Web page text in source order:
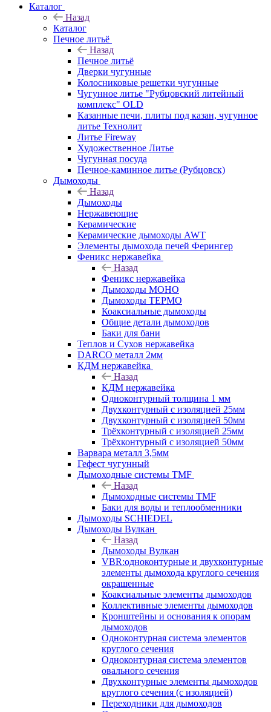
Каталог
Назад
Каталог
Печное литьё
Назад
Печное литьё
Дверки чугунные
Колосниковые решетки чугунные
Чугунное литье "Рубцовский литейный
комплекс" OLD
Казанные печи, плиты под казан, чугунное
литье Технолит
Литье Fireway
Художественное Литье
Чугунная посуда
Печное-каминное литье (Рубцовск)
Дымоходы
Назад
Дымоходы
Нержавеющие
Керамические
Керамические дымоходы AWT
Элементы дымохода печей Ферингер
Феникс нержавейка
Назад
Феникс нержавейка
Дымоходы МОНО
Дымоходы ТЕРМО
Коаксиальные дымоходы
Общие детали дымоходов
Баки для бани
Теплов и Сухов нержавейка
DARCO металл 2мм
КДМ нержавейка
Назад
КДМ нержавейка
Одноконтурный толщина 1 мм
Двухконтурный с изоляцией 25мм
Двухконтурный с изоляцией 50мм
Трёхконтурный с изоляцией 25мм
Трёхконтурный с изоляцией 50мм
Варвара металл 3,5мм
Гефест чугунный
Дымоходные системы TMF
Назад
Дымоходные системы TMF
Баки для воды и теплообменники
Дымоходы SCHIEDEL
Дымоходы Вулкан
Назад
Дымоходы Вулкан
VBR:одноконтурные и двухконтурные
элементы дымохода круглого сечения
окрашенные
Коаксиальные элементы дымоходов
Коллективные элементы дымоходов
Кронштейны и основания к опорам
дымоходов
Одноконтурная система элементов
круглого сечения
Одноконтурная система элементов
овального сечения
Двухконтурные элементы дымоходов
круглого сечения (с изоляцией)
Переходники для дымоходов